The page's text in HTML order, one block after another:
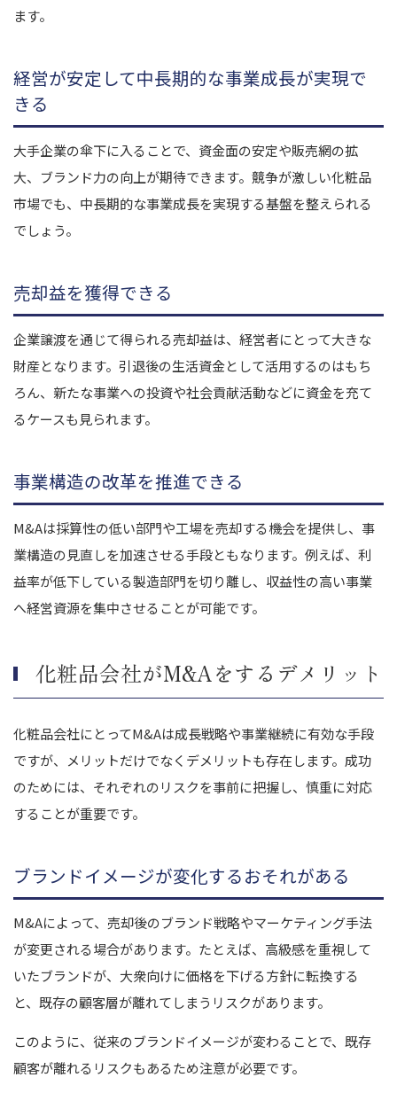
ます。
経営が安定して中長期的な事業成長が実現で
きる
大手企業の傘下に入ることで、資金面の安定や販売網の拡
大、ブランド力の向上が期待できます。競争が激しい化粧品
市場でも、中長期的な事業成長を実現する基盤を整えられる
でしょう。
売却益を獲得できる
企業譲渡を通じて得られる売却益は、経営者にとって大きな
財産となります。引退後の生活資金として活用するのはもち
ろん、新たな事業への投資や社会貢献活動などに資金を充て
るケースも見られます。
事業構造の改革を推進できる
M&Aは採算性の低い部門や工場を売却する機会を提供し、事
業構造の見直しを加速させる手段ともなります。例えば、利
益率が低下している製造部門を切り離し、収益性の高い事業
へ経営資源を集中させることが可能です。
化粧品会社がM&Aをするデメリット
化粧品会社にとってM&Aは成長戦略や事業継続に有効な手段
ですが、メリットだけでなくデメリットも存在します。成功
のためには、それぞれのリスクを事前に把握し、慎重に対応
することが重要です。
ブランドイメージが変化するおそれがある
M&Aによって、売却後のブランド戦略やマーケティング手法
が変更される場合があります。たとえば、高級感を重視して
いたブランドが、大衆向けに価格を下げる方針に転換する
と、既存の顧客層が離れてしまうリスクがあります。
このように、従来のブランドイメージが変わることで、既存
顧客が離れるリスクもあるため注意が必要です。